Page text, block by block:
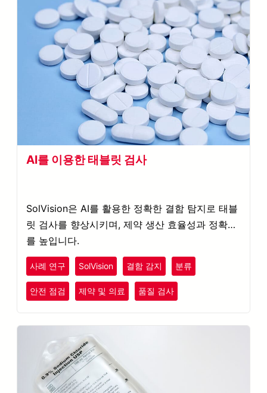
AI를 이용한 태블릿 검사
SolVision은 AI를 활용한 정확한 결함 탐지로 태블
릿 검사를 향상시키며, 제약 생산 효율성과 정확도
를 높입니다.
사례 연구 SolVision 결함 감지 분류
안전 점검 제약 및 의료 품질 검사